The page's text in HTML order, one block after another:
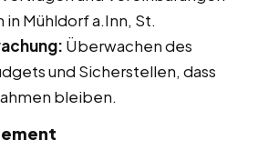
Mühldorf a.Inn, St.
Überwachen des
und Sicherstellen, dass
bleiben.